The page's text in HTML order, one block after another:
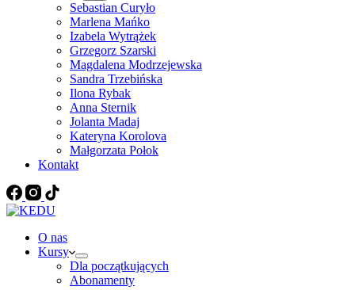
Sebastian Curyło
Marlena Mańko
Izabela Wytrążek
Grzegorz Szarski
Magdalena Modrzejewska
Sandra Trzebińska
Ilona Rybak
Anna Sternik
Jolanta Madaj
Kateryna Korolova
Małgorzata Połok
Kontakt
O nas
Kursy
Dla początkujących
Abonamenty